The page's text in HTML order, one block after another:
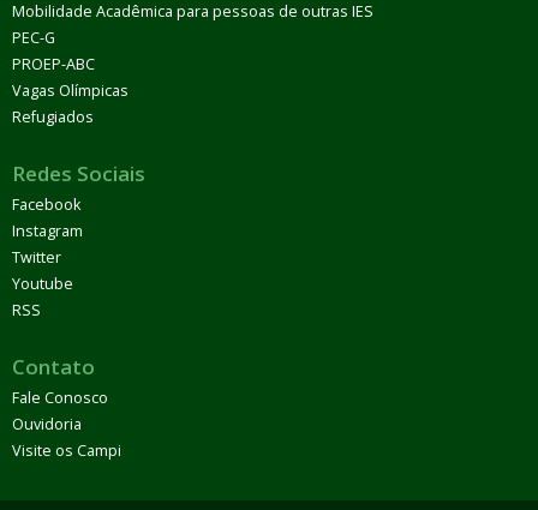
Mobilidade Acadêmica para pessoas de outras IES
PEC-G
PROEP-ABC
Vagas Olímpicas
Refugiados
Redes Sociais
Facebook
Instagram
Twitter
Youtube
RSS
Contato
Fale Conosco
Ouvidoria
Visite os Campi